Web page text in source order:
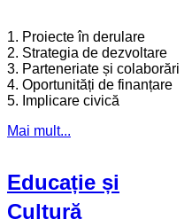
1. Proiecte în derulare
2. Strategia de dezvoltare
3. Parteneriate și colaborări
4. Oportunități de finanțare
5. Implicare civică
Mai mult...
Educație și
Cultură